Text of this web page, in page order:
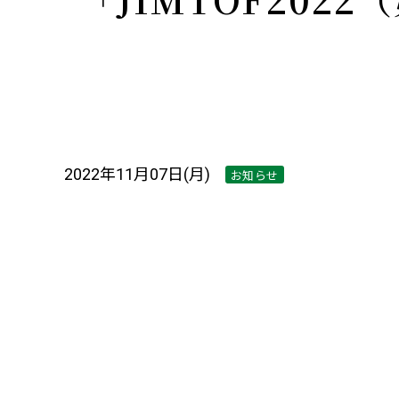
2022年11月07日(月) お知らせ